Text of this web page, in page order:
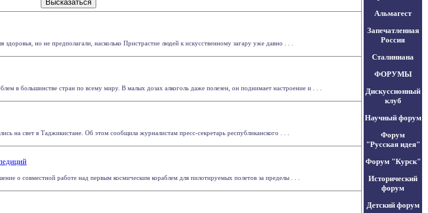
но не предполагали, насколько Пристрастие людей к искусственному загару уже давно . . .
в большинстве стран по всему миру. В малых дозах алкоголь даже полезен, он поднимает настроение и . . .
на свет в Таджикистане. Об этом сообщила журналистам пресс-секретарь республиканского . . .
о совместной работе над первым космическим кораблем для пилотируемых полетов за пределы . . .
Альмагест
Запечатленная
Россия
Сталиниана
ФОРУМЫ
Дискуссионный
клуб
Научный форум
Форум
"Русская идея"
Форум "Курск"
Исторический
форум
Детский форум